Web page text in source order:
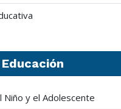
Niño y el Adolescente